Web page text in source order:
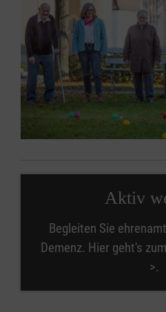
Aktiv
Begleiten Sie
Demenz. Hier geht's
>.